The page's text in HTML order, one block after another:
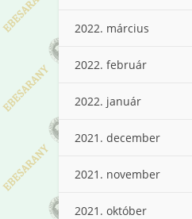
2022. március
2022. február
2022. január
2021. december
2021. november
2021. október